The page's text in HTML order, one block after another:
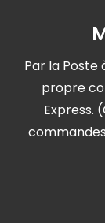
Par la Poste
propre
Express.